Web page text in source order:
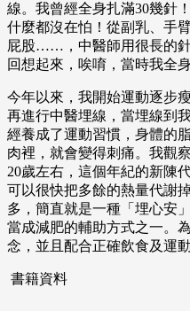
線。我曾經全身扎滿30幾針
什麼都沒在怕！從副乳、手
屁股……，中醫師用很長的
回想起來，唉唷，當時我全
今年以來，我開始運動逐步
再進行中醫埋線，當埋線到
經養成了運動習慣，身體的
肉裡，就會變得刺痛。我觀
20歲左右，這個年紀的新陳
可以很快把多餘的熱量代謝
多，簡直就是一種「埋心安
當成減肥的輔助方式之一。
念，並且配合正確飲食及運
書籍資料